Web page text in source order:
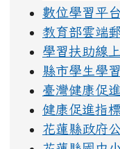
數位學習平台
教育部雲端
學習扶助線
縣市學生學
臺灣健康促
健康促進指
花蓮縣政府